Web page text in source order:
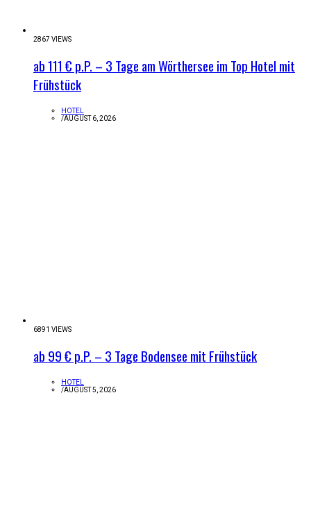
2867 VIEWS
ab 111 € p.P. – 3 Tage am Wörthersee im Top Hotel mit
Frühstück
HOTEL
/AUGUST 6, 2026
6891 VIEWS
ab 99 € p.P. – 3 Tage Bodensee mit Frühstück
HOTEL
/AUGUST 5, 2026